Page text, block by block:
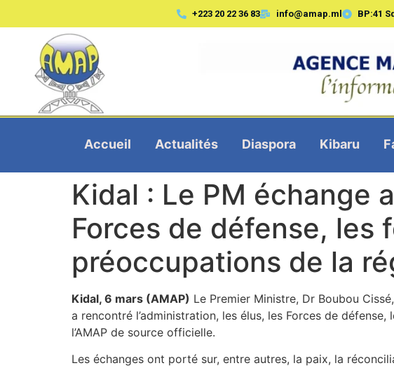
+223 20 22 36 83 info@amap.ml BP:41
Accueil Actualités Diaspora Kibaru
Kidal : Le PM échange
Forces de défense, les
préoccupations de la
Kidal, 6 mars (AMAP) Le Premier Ministre, Dr Boubou
a rencontré l’administration, les élus, les Forces de
l’AMAP de source officielle.
Les échanges ont porté sur, entre autres, la paix, la